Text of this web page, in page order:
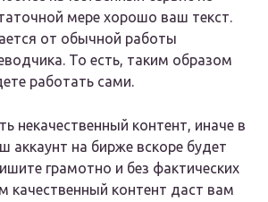
мере хорошо ваш текст.
от обычной работы
То есть, таким образом
работать сами.
некачественный контент, иначе в
аккаунт на бирже вскоре будет
грамотно и без фактических
качественный контент даст вам